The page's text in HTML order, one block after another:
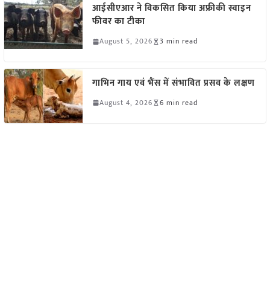
आईसीएआर ने विकसित किया अफ्रीकी स्वाइन
फीवर का टीका
August 5, 2026 3 min read
गाभिन गाय एवं भैंस में संभावित प्रसव के लक्षण
August 4, 2026 6 min read